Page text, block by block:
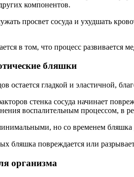
компонентов.
просвет сосуда и ухудшать
в том, что процесс развивается
бляшки
остается гладкой и эластичной,
стенка сосуда начинает
воспалительным процессом, в
но со временем бляшка
бляшка повреждается или
организма